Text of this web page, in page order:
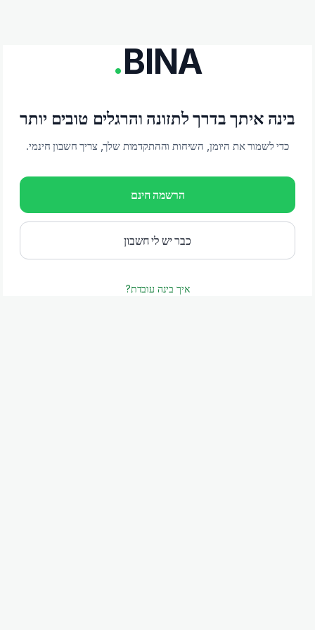
BINA
.
בינה איתך בדרך לתזונה והרגלים טובים יותר
כדי לשמור את היומן, השיחות וההתקדמות שלך, צריך חשבון חינמי.
הרשמה חינם
כבר יש לי חשבון
איך בינה עובדת?